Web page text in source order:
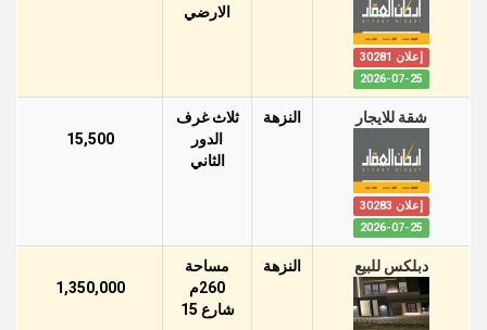
إعلان 30281
2026-07-25
اﻻرضي
شقة للايجار
إعلان 30283
2026-07-25
النزهة
ثلاث غرف
الدور
الثاني
15,500
دبلكس للبيع النزهة
مساحة
260م
شارع 15
1,350,000